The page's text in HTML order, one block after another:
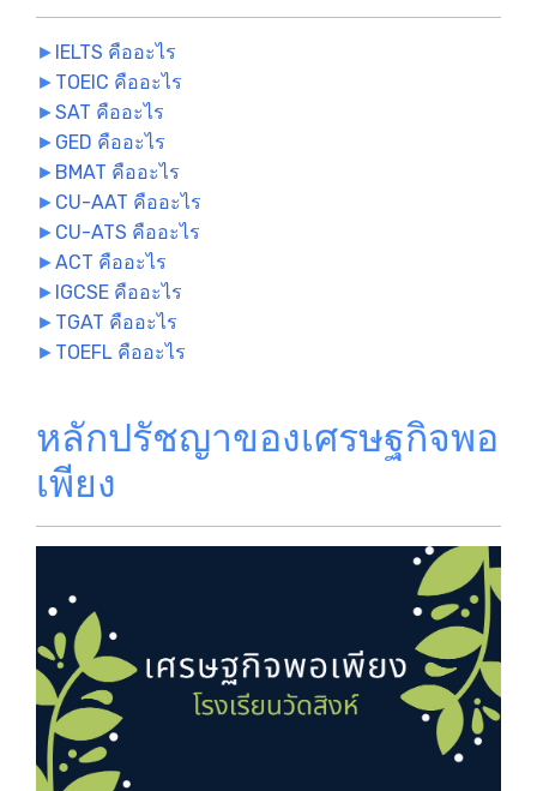
► IELTS คืออะไร
► TOEIC คืออะไร
►SAT คืออะไร
► GED คืออะไร
► BMAT คืออะไร
► CU-AAT คืออะไร
► CU-ATS คืออะไร
►ACT คืออะไร
► IGCSE คืออะไร
► TGAT คืออะไร
► TOEFL คืออะไร
หลักปรัชญาของเศรษฐกิจพอ
เพียง